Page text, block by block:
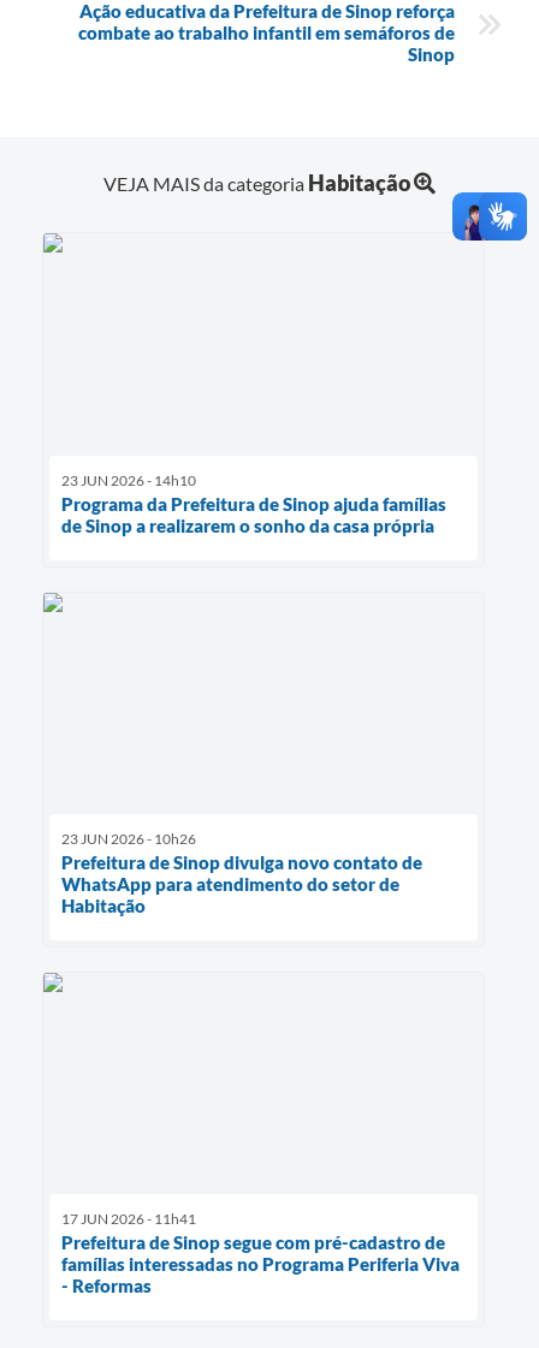
Ação educativa da Prefeitura de Sinop reforça
combate ao trabalho infantil em semáforos de
Sinop
VEJA MAIS da categoria Habitação
23 JUN 2026 - 14h10
Programa da Prefeitura de Sinop ajuda famílias
de Sinop a realizarem o sonho da casa própria
23 JUN 2026 - 10h26
Prefeitura de Sinop divulga novo contato de
WhatsApp para atendimento do setor de
Habitação
17 JUN 2026 - 11h41
Prefeitura de Sinop segue com pré-cadastro de
famílias interessadas no Programa Periferia Viva
- Reformas